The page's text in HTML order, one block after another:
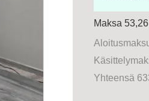
Maksa
Yhteensä